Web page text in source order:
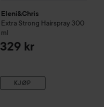
Eleni&Chris
Extra Strong Hairspray 300
ml
329 kr
KJØP